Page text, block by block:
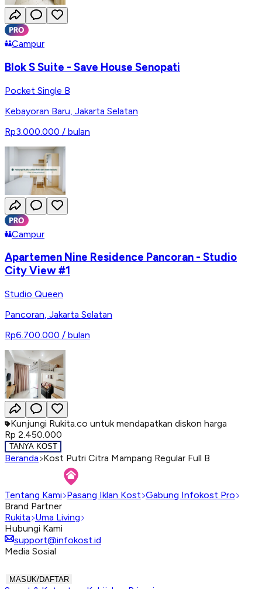
Campur
Blok S Suite - Save House Senopati
Pocket Single B
Kebayoran Baru Jakarta Selatan
Rp3.000.000 / bulan
Campur
Apartemen Nine Residence Pancoran - Studio
City View #1
Studio Queen
Pancoran, Jakarta Selatan
Rp6.700.000 / bulan
Kunjungi Rukita.co untuk mendapatkan diskon harga
Rp 2.450.000
TANYA KOST
Beranda Kost Putri Citra Mampang Regular Full B
Tentang Kami Pasang Iklan Kost Gabung Infokost Pro
Brand Partner
Rukita Uma Living
Hubungi Kami
support@infokost.id
Media Sosial
MASUK/DAFTAR